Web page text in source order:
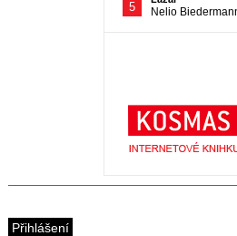
Přihlášení